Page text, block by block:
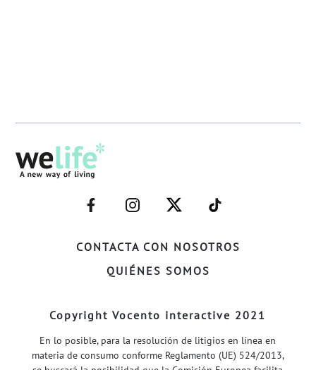
CONTACTA CON NOSOTROS
QUIÉNES SOMOS
–
FACEBOOK–
–
INSTAGRAM–
–
TWITTER–
–
WELIFE–
Copyright Vocento interactive 2021
En lo posible, para la resolución de litigios en línea en
materia de consumo conforme Reglamento (UE) 524/2013,